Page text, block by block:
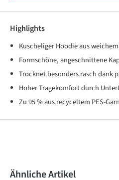
Highlights
Kuscheliger Hoodie aus
Formschöne, angeschnittene
Trocknet besonders rasch dank
Hoher Tragekomfort durch
Zu 95 % aus recyceltem PES-
Produktgalerie überspringen
Ähnliche Artikel